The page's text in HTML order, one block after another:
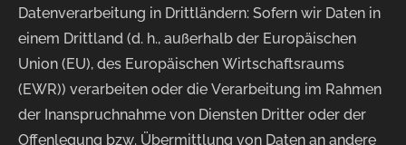
Datenverarbeitung in Drittländern: Sofern wir Daten in
einem Drittland (d. h., außerhalb der Europäischen
Union (EU), des Europäischen Wirtschaftsraums
(EWR)) verarbeiten oder die Verarbeitung im Rahmen
der Inanspruchnahme von Diensten Dritter oder der
Offenlegung bzw. Übermittlung von Daten an andere